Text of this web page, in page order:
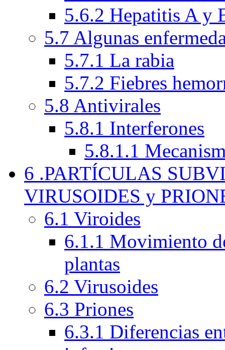
5.6.2 Hepatitis A y
5.7 Algunas
5.7.1 La rabia
5.7.2 Fiebres
5.8 Antivirales
5.8.1 Interferones
5.8.1.1
6 .PARTÍCULAS
VIRUSOIDES y
6.1 Viroides
6.1.1 Movimiento
plantas
6.2 Virusoides
6.3 Priones
6.3.1 Diferencias